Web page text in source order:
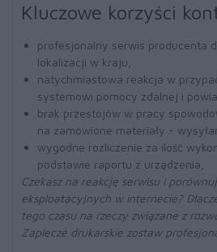
Kluczowe korzyści
profesjonalny serwis producenta
lokalizacji w kraju,
natychmiastowa reakcja w
systemowi pomocy zdalnej i
brak przestojów w pracy
na zamówione materiały -
wygodne rozliczenie za ilość
podstawie raportu z urządzenia,
Czekasz na reakcję serwisu i
eksploatacyjnych w internecie?
tego czasu na rzeczy związane z
Zaplecze drukarskie zostaw